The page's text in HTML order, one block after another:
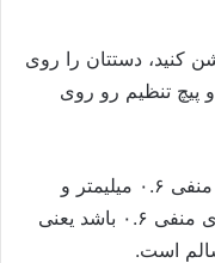
کنید، دستتان را روی
پیچ تنظیم رو روی
درجه قابل قبول روی ساکشن باید بین منفی ۰.۶ میلیمتر و
منفی ۰.۸میلیمتر باشه. وقتی درجه بالای منفی ۰.۶ باشد یعنی
است.